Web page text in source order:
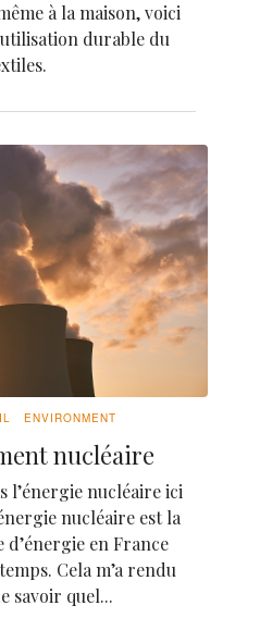
à la maison, voici
durable du
ENVIRONMENT
nucléaire
l’énergie nucléaire ici
nucléaire est la
en France
Cela m’a rendu
savoir quel...